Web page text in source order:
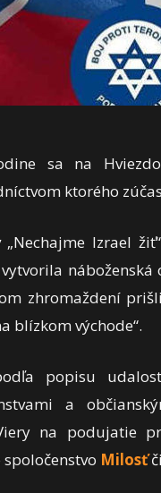
sa na
ktorého
„Nechajme Izrael
náboženská
zhromaždení
blízkom východe“.
popisu
a
na podujatie
Milosť